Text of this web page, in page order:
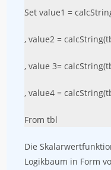
Set value1 =
, value2 =
, value 3=
, value4 =
From tbl
Die
Logikbaum in Form